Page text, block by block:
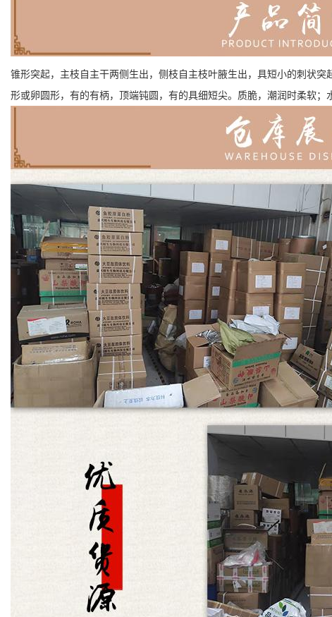
锥形突起，主枝自主干两侧生出，侧枝自主枝叶腋生出，具短小的刺状
形或卵圆形，有的有柄，顶端钝圆，有的具细短尖。质脆，潮润时柔软；